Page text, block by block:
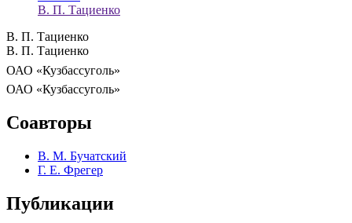
В. П. Тациенко
В. П. Тациенко
В. П. Тациенко
ОАО «Кузбассуголь»
ОАО «Кузбассуголь»
Соавторы
В. М. Бучатский
Г. Е. Фрегер
Публикации